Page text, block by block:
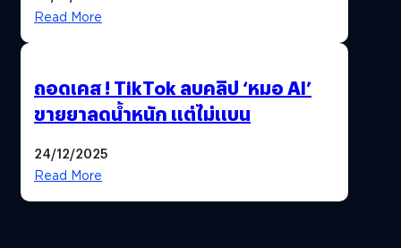
Read More
ถอดเคส ! TikTok ลบคลิป ‘หมอ AI’
ขายยาลดน้ำหนัก แต่ไม่แบน
24/12/2025
Read More